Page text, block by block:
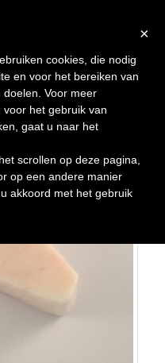
×
cookies, die nodig
en voor het bereiken van
Voor meer
het gebruik van
gaat u naar het
scrollen op deze pagina,
op een andere manier
akkoord met het gebruik